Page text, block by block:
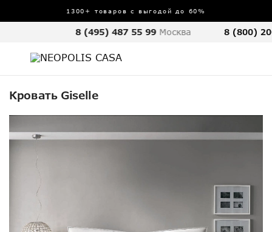
1300+ товаров с выгодой до 60%
8 (495) 487 55 99 Москва 8 (800)
Кровать Giselle